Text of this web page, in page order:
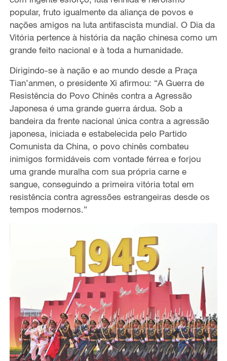
popular, fruto igualmente da aliança de povos e
nações amigos na luta antifascista mundial. O Dia da
Vitória pertence à história da nação chinesa como um
grande feito nacional e à toda a humanidade.
Dirigindo-se à nação e ao mundo desde a Praça
Tian’anmen, o presidente Xi afirmou: “A Guerra de
Resistência do Povo Chinês contra a Agressão
Japonesa é uma grande guerra árdua. Sob a
bandeira da frente nacional única contra a agressão
japonesa, iniciada e estabelecida pelo Partido
Comunista da China, o povo chinês combateu
inimigos formidáveis com vontade férrea e forjou
uma grande muralha com sua própria carne e
sangue, conseguindo a primeira vitória total em
resistência contra agressões estrangeiras desde os
tempos modernos.”